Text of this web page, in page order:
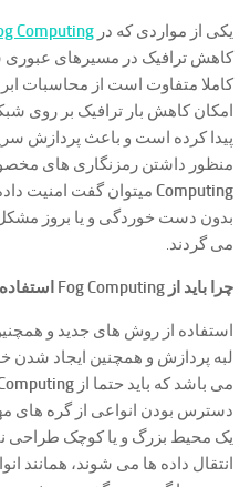
یکی از مواردی که در Computing
کاهش ترافیک در مسیرهای
کاملا متفاوت است از محاسبات
امکان کاهش بار ترافیک بر روی
پیدا کرده است و باعث پردازش
منظور داشتن رمزنگاری های
Computing میتوان گفت امنیت
بدون دست خوردگی و یا بروز
می گردند.
چرا باید از Fog Computing
استفاده از روش های جدید و
لبه پردازش و همچنین ایجاد شدن
می باشد که باید حتما از
دسترس بودن انواعی از گره های
یک محیط بزرگ و یا کوچک طراحی
انتقال داده ها می شوند، همانند